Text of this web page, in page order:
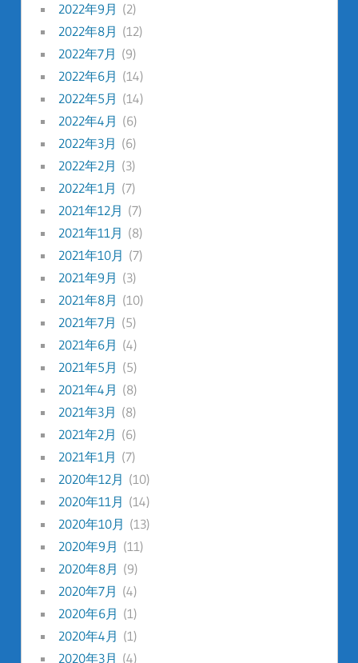
2022年9月 (2)
2022年8月 (12)
2022年7月 (9)
2022年6月 (14)
2022年5月 (14)
2022年4月 (6)
2022年3月 (6)
2022年2月 (3)
2022年1月 (7)
2021年12月 (7)
2021年11月 (8)
2021年10月 (7)
2021年9月 (3)
2021年8月 (10)
2021年7月 (5)
2021年6月 (4)
2021年5月 (5)
2021年4月 (8)
2021年3月 (8)
2021年2月 (6)
2021年1月 (7)
2020年12月 (10)
2020年11月 (14)
2020年10月 (13)
2020年9月 (11)
2020年8月 (9)
2020年7月 (4)
2020年6月 (1)
2020年4月 (1)
2020年3月 (4)